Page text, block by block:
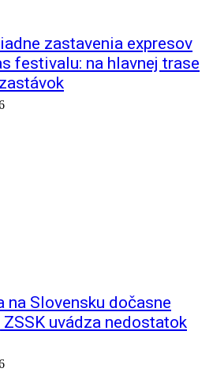
zastavenia expresov
festivalu: na hlavnej trase
na Slovensku dočasne
uvádza nedostatok